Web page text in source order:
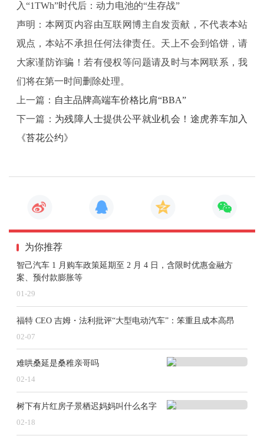
头部断层，中部、尾部求生
有接近一半的电池未被装车使用，产能利用率有待提
升。
4年国内动力电池装车量达246.01 GWh，市占率为45.0
8%，这一数字较2023年高出1.89个百分点，几乎撑起国
宁德时代继续“多点开花”面向多家整车企业供应；
的装车电量往往低于纯电车型，电池增长则与其产品销
量结构紧密挂钩。此消彼长下，比亚迪与宁德时代的市
占率差距再拉大至20.34%，2023年这一数字已连年缩小
至15.9%。
“双雄”领跑稳固夺得国内动力电池接近七成的市场
份额，头部效益依旧显著。但同时也意味着，留给二三
即便是闯入前三的中创新航，2024年在国内动力电
亿纬锂能、蜂巢能源、欣旺达市占率全部相加，也比不
上比亚迪一家，甚至不及宁德时代的一半。
入“1TWh”时代后：动力电池的“生存战”
声明：本网页内容由互联网博主自发贡献，不代表本站
观点，本站不承担任何法律责任。天上不会到馅饼，请
大家谨防诈骗！若有侵权等问题请及时与本网联系，我
们将在第一时间删除处理。
上一篇： 自主品牌高端车价格比肩“BBA”
下一篇： 为残障人士提供公平就业机会！途虎养车加入
《苔花公约》
为你推荐
智己汽车 1 月购车政策延期至 2 月 4 日，含限时优惠金融方
案、预付款膨胀等
01-29
福特 CEO 吉姆・法利批评“大型电动汽车”：笨重且成本高昂
02-07
难哄桑延是桑稚亲哥吗
02-14
树下有片红房子景栖迟妈妈叫什么名字
02-18